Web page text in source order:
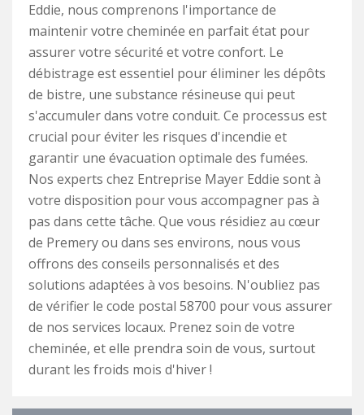
Eddie, nous comprenons l'importance de
maintenir votre cheminée en parfait état pour
assurer votre sécurité et votre confort. Le
débistrage est essentiel pour éliminer les dépôts
de bistre, une substance résineuse qui peut
s'accumuler dans votre conduit. Ce processus est
crucial pour éviter les risques d'incendie et
garantir une évacuation optimale des fumées.
Nos experts chez Entreprise Mayer Eddie sont à
votre disposition pour vous accompagner pas à
pas dans cette tâche. Que vous résidiez au cœur
de Premery ou dans ses environs, nous vous
offrons des conseils personnalisés et des
solutions adaptées à vos besoins. N'oubliez pas
de vérifier le code postal 58700 pour vous assurer
de nos services locaux. Prenez soin de votre
cheminée, et elle prendra soin de vous, surtout
durant les froids mois d'hiver !